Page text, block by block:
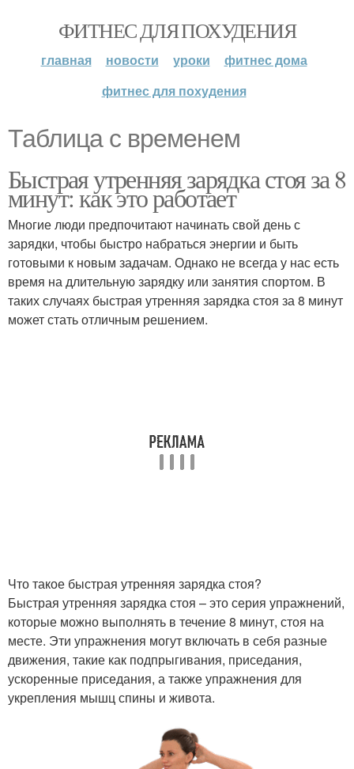
ФИТНЕС ДЛЯ ПОХУДЕНИЯ
главная новости уроки
фитнес дома
фитнес для похудения
Таблица с временем
Быстрая утренняя зарядка стоя за 8
минут: как это работает
Многие люди предпочитают начинать свой день с
зарядки, чтобы быстро набраться энергии и быть
готовыми к новым задачам. Однако не всегда у нас есть
время на длительную зарядку или занятия спортом. В
таких случаях быстрая утренняя зарядка стоя за 8 минут
может стать отличным решением.
Что такое быстрая утренняя зарядка стоя?
Быстрая утренняя зарядка стоя – это серия упражнений,
которые можно выполнять в течение 8 минут, стоя на
месте. Эти упражнения могут включать в себя разные
движения, такие как подпрыгивания, приседания,
ускоренные приседания, а также упражнения для
укрепления мышц спины и живота.